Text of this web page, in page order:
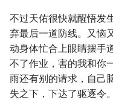
不过天佑很快就醒悟发
弃最后一道防线。又恼
动身体忙合上眼睛摆手
不了作业，害的我和你
雨还有别的请求，自己
失之下，下达了驱逐令。